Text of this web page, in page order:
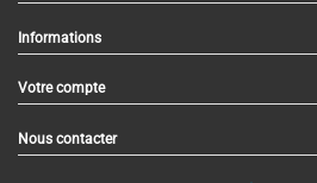
Informations
Votre compte
Nous contacter